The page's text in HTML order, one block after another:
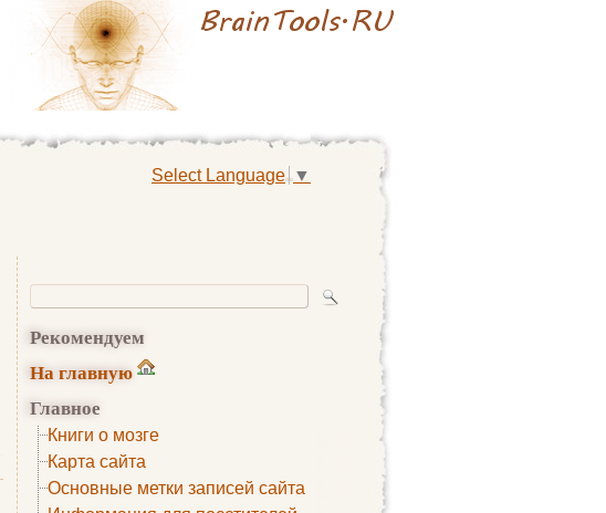
Select Language ▼
Рекомендуем
На главную
Главное
Книги о мозге
Карта сайта
Основные метки записей сайта